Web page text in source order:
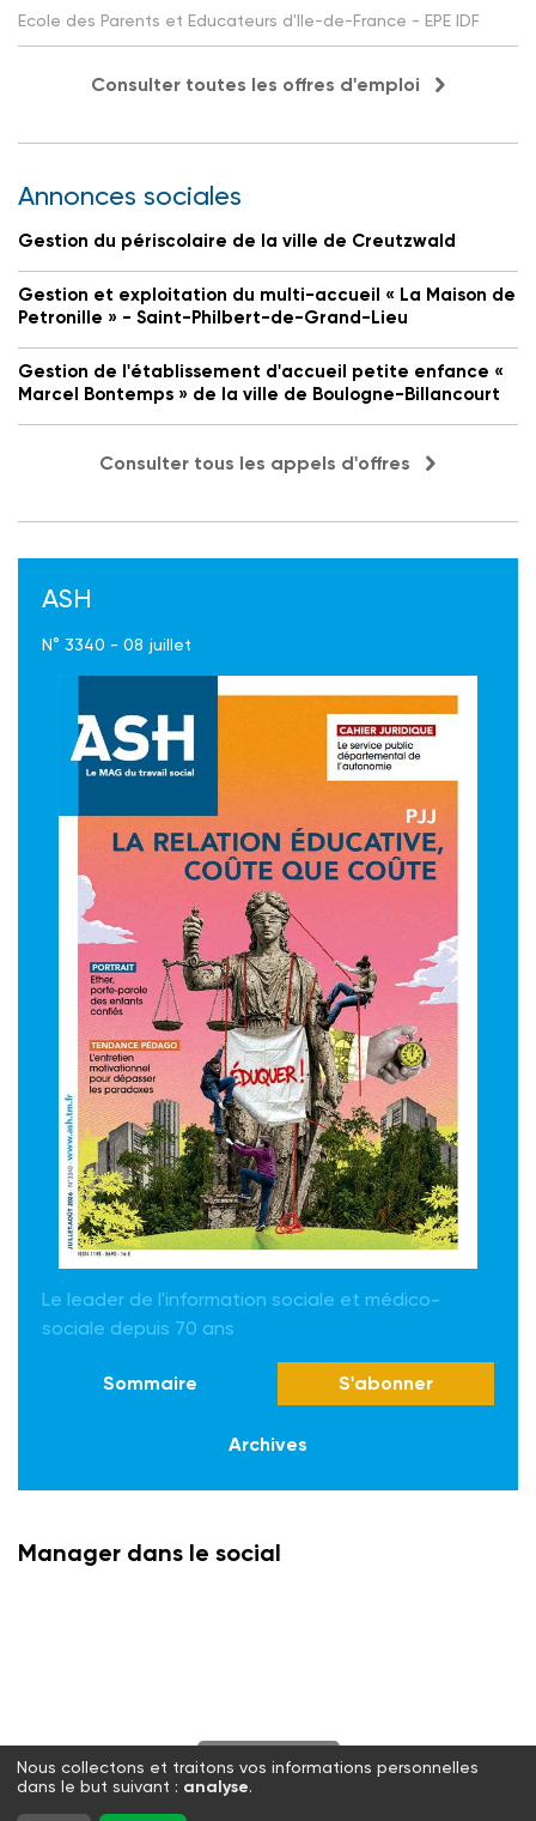
Ecole des Parents et Educateurs d'Ile-de-France - EPE IDF
Consulter toutes les offres d'emploi
Annonces sociales
Gestion du périscolaire de la ville de Creutzwald
Gestion et exploitation du multi-accueil « La Maison de
Petronille » - Saint-Philbert-de-Grand-Lieu
Gestion de l'établissement d'accueil petite enfance «
Marcel Bontemps » de la ville de Boulogne-Billancourt
Consulter tous les appels d'offres
ASH
N° 3340 - 08 juillet
Le leader de l'information sociale et médico-
sociale depuis 70 ans
Sommaire S'abonner
Archives
Manager dans le social
S'abonner
Twitter Facebook
Nous collectons et traitons vos informations personnelles
dans le but suivant : analyse.